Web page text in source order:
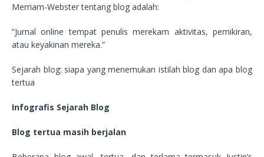
Merriam-Webster tentang blog adalah:
“Jurnal online tempat penulis merekam aktivitas, pemikiran,
atau keyakinan mereka.”
Sejarah blog: siapa yang menemukan istilah blog dan apa blog
tertua
Infografis Sejarah Blog
Blog tertua masih berjalan